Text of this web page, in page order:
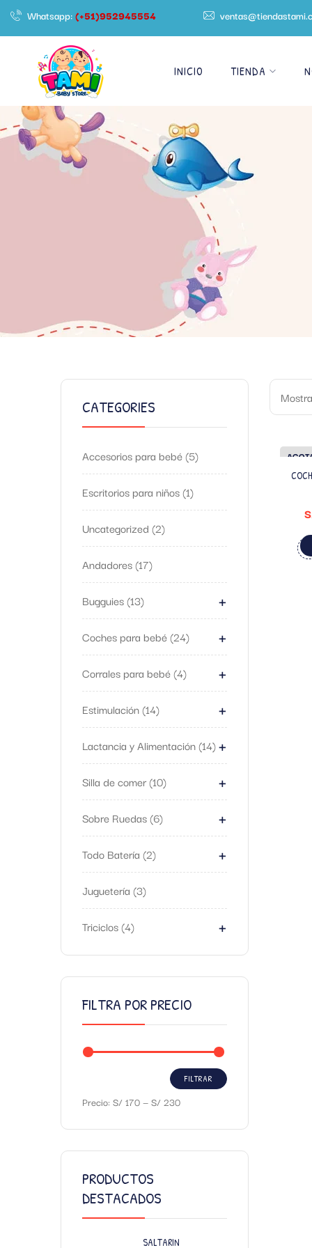
Whatsapp:(+51)952945554
INICIO TIENDA
CATEGORIES
Accesorios para bebé 5
Escritorios para niños 1
Uncategorized 2
Andadores 17
+
Bugguies 13
+
Coches para bebé 24
+
Corrales para bebé 4
+
Estimulación 14
+
Lactancia y Alimentación 14
+
Silla de comer 10
+
Sobre Ruedas 6
+
Todo Batería 2
Juguetería 3
+
Triciclos 4
FILTRA POR PRECIO
FILTRAR
Precio: S/ 170—S/ 230
PRODUCTOS
DESTACADOS
SALTARIN